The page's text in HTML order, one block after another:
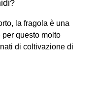
la fragola è una
questo molto
di coltivazione di